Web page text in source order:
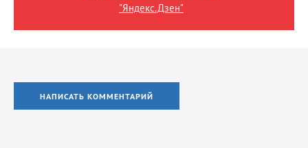
"Яндекс.Дзен"
НАПИСАТЬ КОММЕНТАРИЙ